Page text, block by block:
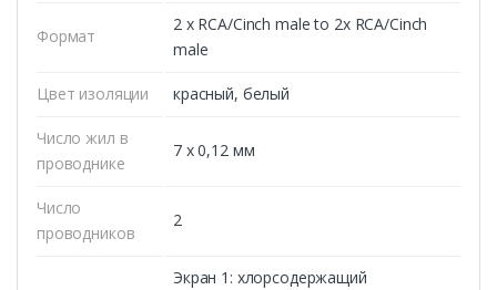
Формат
2 x RCA/Cinch male to 2x RCA/Cinch
male
Цвет изоляции красный, белый
Число жил в
проводнике
7 x 0,12 мм
Число
проводников
2
Экран 1: хлорсодержащий